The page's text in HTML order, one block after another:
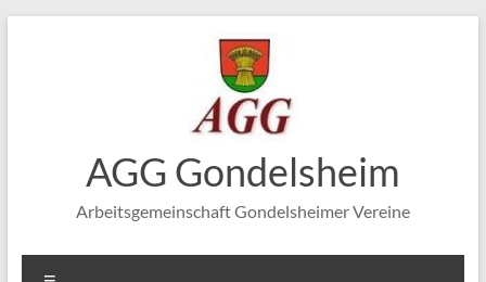
AGG Gondelsheim
Arbeitsgemeinschaft Gondelsheimer Vereine